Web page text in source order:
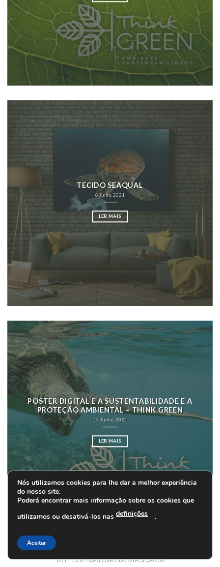
TECIDO SEAQUAL
8 Julho, 2021
LER MAIS
POSTER DIGITAL E A SUSTENTABILIDADE E A
PROTEÇÃO AMBIENTAL – THINK GREEN
14 Junho, 2021
LER MAIS
PROTEÇÃO MICROBIAL MATE
MY TEX-BANDANA MÁSCARA
Nós utilizamos cookies para lhe dar a melhor experiência
do nosso site.
Poderá encontrar mais informação sobre os cookies que
utilizamos ou desativá-los nas definições .
Aceitar